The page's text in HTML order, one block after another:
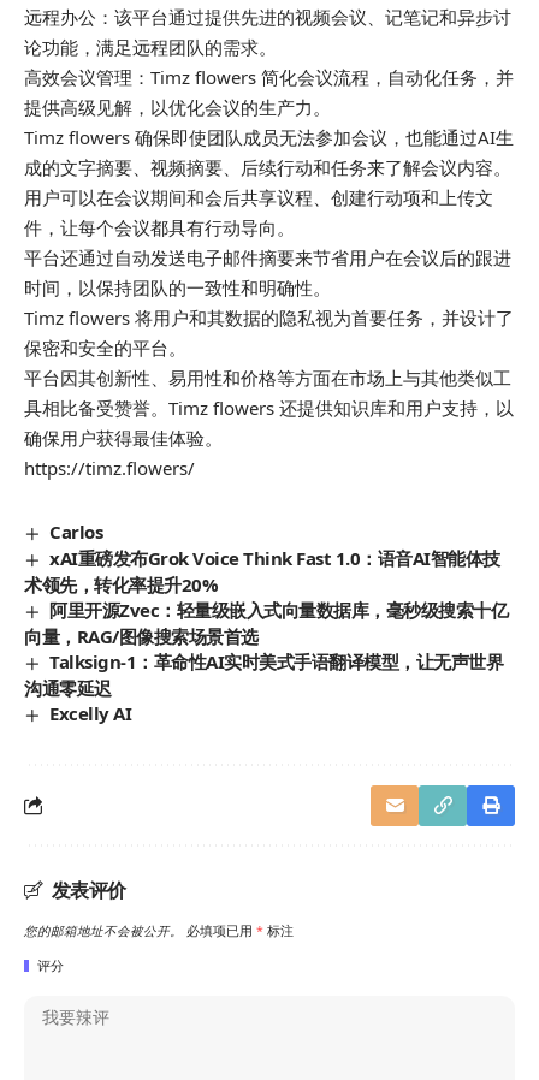
远程办公：该平台通过提供先进的视频会议、记笔记和异步讨
论功能，满足远程团队的需求。
高效会议管理：Timz flowers 简化会议流程，自动化任务，并
提供高级见解，以优化会议的生产力。
Timz flowers 确保即使团队成员无法参加会议，也能通过AI生
成的文字摘要、视频摘要、后续行动和任务来了解会议内容。
用户可以在会议期间和会后共享议程、创建行动项和上传文
件，让每个会议都具有行动导向。
平台还通过自动发送电子邮件摘要来节省用户在会议后的跟进
时间，以保持团队的一致性和明确性。
Timz flowers 将用户和其数据的隐私视为首要任务，并设计了
保密和安全的平台。
平台因其创新性、易用性和价格等方面在市场上与其他类似工
具相比备受赞誉。Timz flowers 还提供知识库和用户支持，以
确保用户获得最佳体验。
https://timz.flowers/
Carlos
xAI重磅发布Grok Voice Think Fast 1.0：语音AI智能体技
术领先，转化率提升20%
阿里开源Zvec：轻量级嵌入式向量数据库，毫秒级搜索十亿
向量，RAG/图像搜索场景首选
Talksign-1：革命性AI实时美式手语翻译模型，让无声世界
沟通零延迟
Excelly AI
发表评价
您的邮箱地址不会被公开。 必填项已用 * 标注
评分